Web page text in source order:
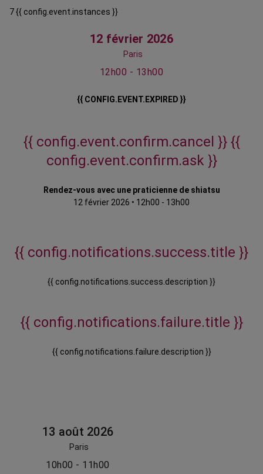
7 {{ config.event.instances }}
12 février 2026
Paris
12h00 - 13h00
{{ CONFIG.EVENT.EXPIRED }}
{{ config.event.confirm.cancel }} {{
config.event.confirm.ask }}
Rendez-vous avec une praticienne de shiatsu
12 février 2026 • 12h00 - 13h00
{{ config.notifications.success.title }}
{{ config.notifications.success.description }}
{{ config.notifications.failure.title }}
{{ config.notifications.failure.description }}
13 août 2026
Paris
10h00 - 11h00